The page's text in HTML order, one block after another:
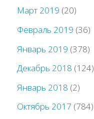
Март 2019 (20)
Февраль 2019 (36)
Январь 2019 (378)
Декабрь 2018 (124)
Январь 2018 (2)
Октябрь 2017 (784)